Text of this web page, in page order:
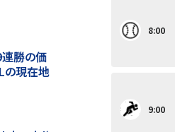
連勝の価
の現在地
8:00
9:00